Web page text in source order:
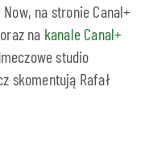
na stronie Canal+
na kanale Canal+
studio
skomentują Rafał